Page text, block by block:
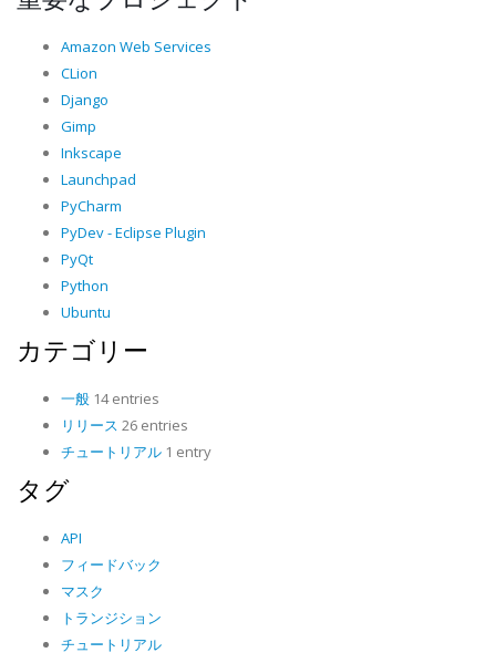
Amazon Web Services
CLion
Django
Gimp
Inkscape
Launchpad
PyCharm
PyDev - Eclipse Plugin
PyQt
Python
Ubuntu
カテゴリー
一般 14 entries
リリース 26 entries
チュートリアル 1 entry
タグ
API
フィードバック
マスク
トランジション
チュートリアル